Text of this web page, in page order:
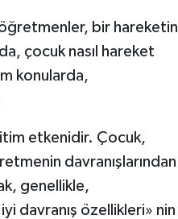
bir hareketin
çocuk nasıl hareket
konularda,
etkenidir. Çocuk,
davranışlarından
genellikle,
davranış özellikleri» nin